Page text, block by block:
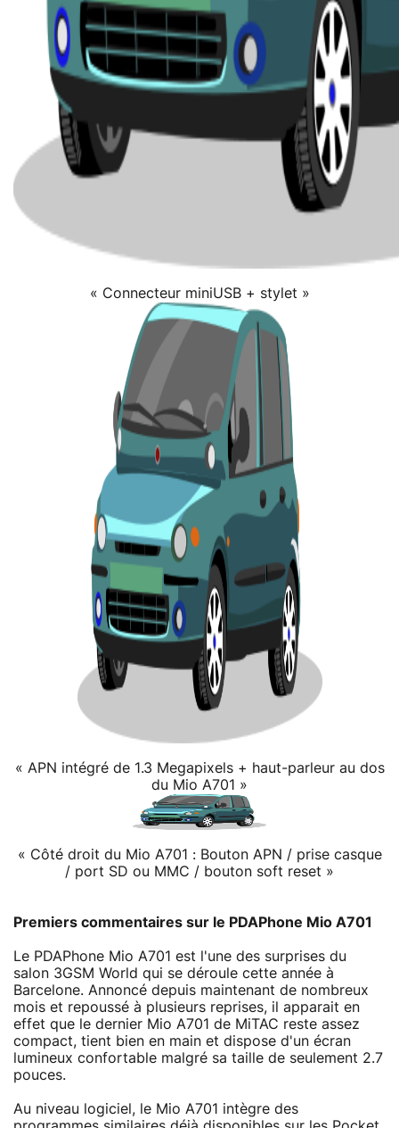
« Connecteur miniUSB + stylet »
« APN intégré de 1.3 Megapixels + haut-parleur au dos
du Mio A701 »
« Côté droit du Mio A701 : Bouton APN / prise casque
/ port SD ou MMC / bouton soft reset »
Premiers commentaires sur le PDAPhone Mio A701
Le PDAPhone Mio A701 est l'une des surprises du
salon 3GSM World qui se déroule cette année à
Barcelone. Annoncé depuis maintenant de nombreux
mois et repoussé à plusieurs reprises, il apparait en
effet que le dernier Mio A701 de MiTAC reste assez
compact, tient bien en main et dispose d'un écran
lumineux confortable malgré sa taille de seulement 2.7
pouces.
Au niveau logiciel, le Mio A701 intègre des